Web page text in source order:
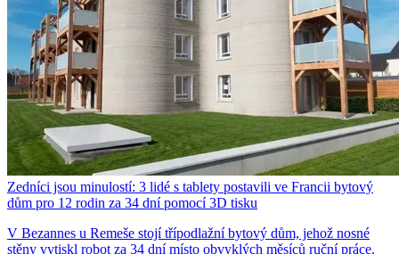
Zedníci jsou minulostí: 3 lidé s tablety postavili ve Francii bytový
dům pro 12 rodin za 34 dní pomocí 3D tisku
V Bezannes u Remeše stojí třípodlažní bytový dům, jehož nosné
stěny vytiskl robot za 34 dní místo obvyklých měsíců ruční práce.